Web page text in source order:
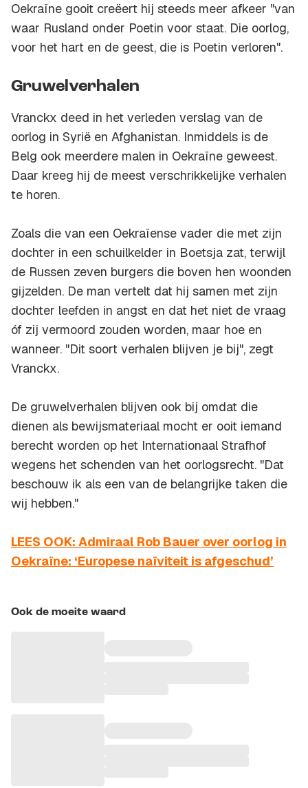
Oekraïne gooit creëert hij steeds meer afkeer "van
waar Rusland onder Poetin voor staat. Die oorlog,
voor het hart en de geest, die is Poetin verloren".
Gruwelverhalen
Vranckx deed in het verleden verslag van de
oorlog in Syrië en Afghanistan. Inmiddels is de
Belg ook meerdere malen in Oekraïne geweest.
Daar kreeg hij de meest verschrikkelijke verhalen
te horen.
Zoals die van een Oekraïense vader die met zijn
dochter in een schuilkelder in Boetsja zat, terwijl
de Russen zeven burgers die boven hen woonden
gijzelden. De man vertelt dat hij samen met zijn
dochter leefden in angst en dat het niet de vraag
óf zij vermoord zouden worden, maar hoe en
wanneer. "Dit soort verhalen blijven je bij", zegt
Vranckx.
De gruwelverhalen blijven ook bij omdat die
dienen als bewijsmateriaal mocht er ooit iemand
berecht worden op het Internationaal Strafhof
wegens het schenden van het oorlogsrecht. "Dat
beschouw ik als een van de belangrijke taken die
wij hebben."
LEES OOK: Admiraal Rob Bauer over oorlog in
Oekraïne: ‘Europese naïviteit is afgeschud’
Ook de moeite waard